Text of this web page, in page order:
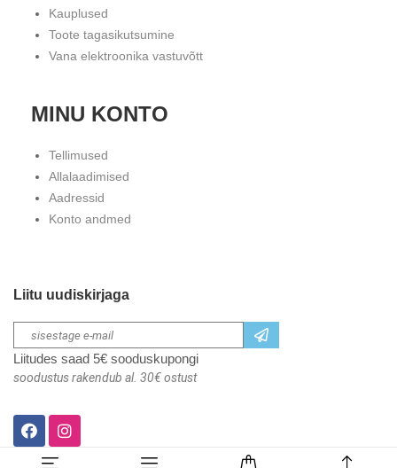
Kauplused
Toote tagasikutsumine
Vana elektroonika vastuvõtt
MINU KONTO
Tellimused
Allalaadimised
Aadressid
Konto andmed
Liitu uudiskirjaga
Liitudes saad 5€ sooduskupongi
soodustus rakendub al. 30€ ostust